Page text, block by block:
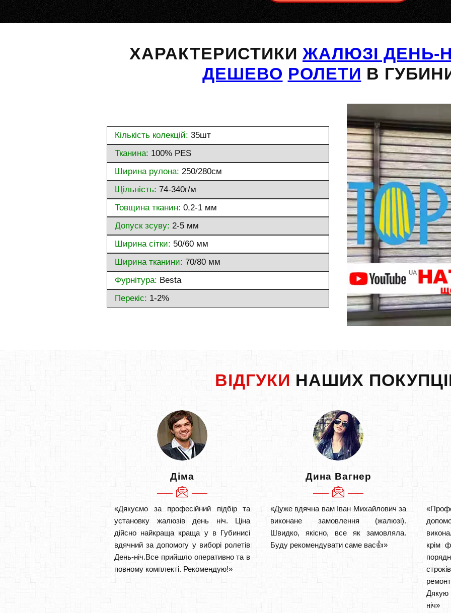
ХАРАКТЕРИСТИКИ ЖАЛЮЗІ ДЕНЬ-
ДЕШЕВО РОЛЕТИ В
Кількість колекцій: 35шт
Тканина: 100% PES
Ширина рулона: 250/280см
Щільність: 74-340г/м
Товщина тканин: 0,2-1 мм
Допуск зсуву: 2-5 мм
Ширина сітки: 50/60 мм
Ширина тканини: 70/80 мм
Фурнітура: Besta
Перекіс: 1-2%
ВІДГУКИ НАШИХ
Діма
«Дякуємо за професійний підбір та
установку жалюзів день ніч. Ціна
дійсно найкраща краща у в Губинисі
вдячний за допомогу у виборі ролетів
День-ніч.Все прийшло оперативно та в
повному комплекті. Рекомендую!»
Дина Вагнер
«Дуже вдячна вам Іван Михайлович за
виконане замовлення (жалюзі).
Швидко, якісно, все як замовляла.
Буду рекомендувати саме вас👍»
крім
Дякую
ніч»